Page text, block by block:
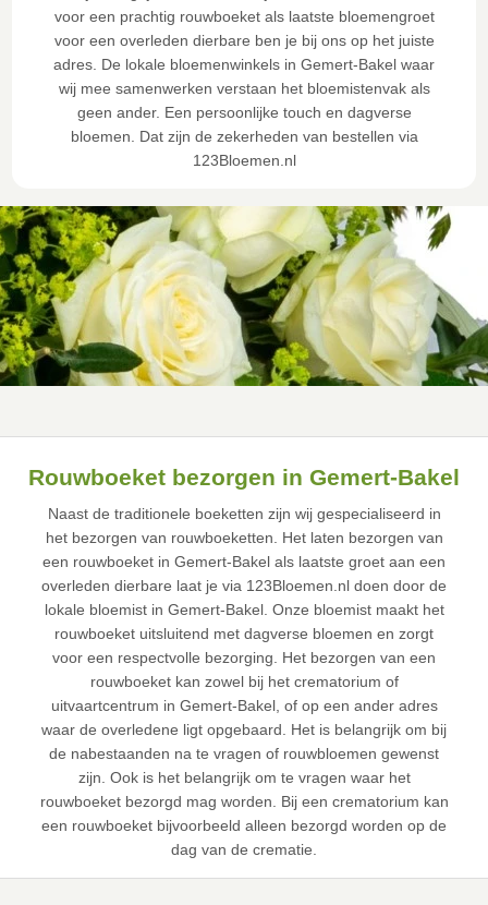
voor een prachtig rouwboeket als laatste bloemengroet
voor een overleden dierbare ben je bij ons op het juiste
adres. De lokale bloemenwinkels in Gemert-Bakel waar
wij mee samenwerken verstaan het bloemistenvak als
geen ander. Een persoonlijke touch en dagverse
bloemen. Dat zijn de zekerheden van bestellen via
123Bloemen.nl
Rouwboeket bezorgen in Gemert-Bakel
Naast de traditionele boeketten zijn wij gespecialiseerd in
het bezorgen van rouwboeketten. Het laten bezorgen van
een rouwboeket in Gemert-Bakel als laatste groet aan een
overleden dierbare laat je via 123Bloemen.nl doen door de
lokale bloemist in Gemert-Bakel. Onze bloemist maakt het
rouwboeket uitsluitend met dagverse bloemen en zorgt
voor een respectvolle bezorging. Het bezorgen van een
rouwboeket kan zowel bij het crematorium of
uitvaartcentrum in Gemert-Bakel, of op een ander adres
waar de overledene ligt opgebaard. Het is belangrijk om bij
de nabestaanden na te vragen of rouwbloemen gewenst
zijn. Ook is het belangrijk om te vragen waar het
rouwboeket bezorgd mag worden. Bij een crematorium kan
een rouwboeket bijvoorbeeld alleen bezorgd worden op de
dag van de crematie.